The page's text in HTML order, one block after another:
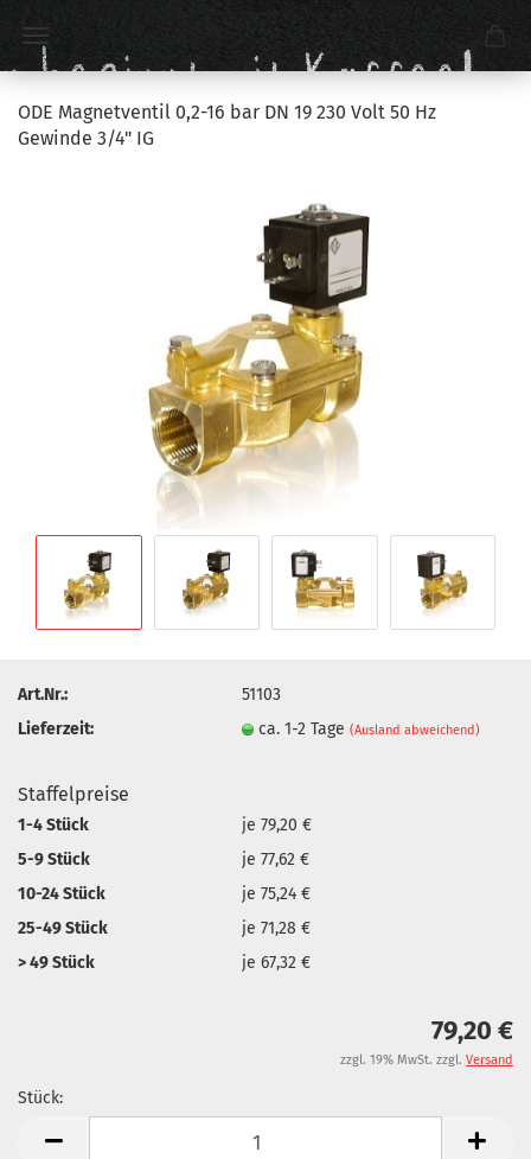
ODE Magnetventil 0,2-16 bar DN 19 230 Volt 50 Hz
Gewinde 3/4" IG
Art.Nr.:
51103
Lieferzeit:
ca. 1-2 Tage(Ausland abweichend)
Staffelpreise
1-4 Stück
je 79,20 €
5-9 Stück
je 77,62 €
10-24 Stück
je 75,24 €
25-49 Stück
je 71,28 €
> 49 Stück
je 67,32 €
79,20 €
zzgl. 19% MwSt. zzgl. Versand
Stück: